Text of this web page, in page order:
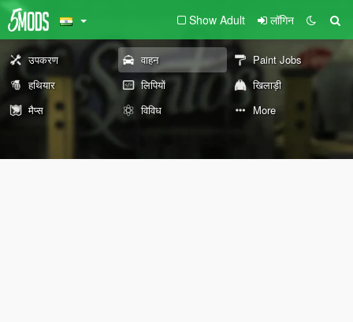
Show Adult लॉगिन
उपकरण वाहन
Paint Jobs
हथियार
लिपियों
खिलाड़ी
मैप्स
विविध More